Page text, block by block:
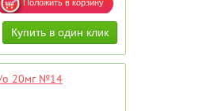
о 20мг №14